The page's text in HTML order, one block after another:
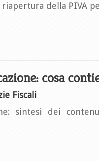
della PIVA
cosa
Fiscali
sintesi dei